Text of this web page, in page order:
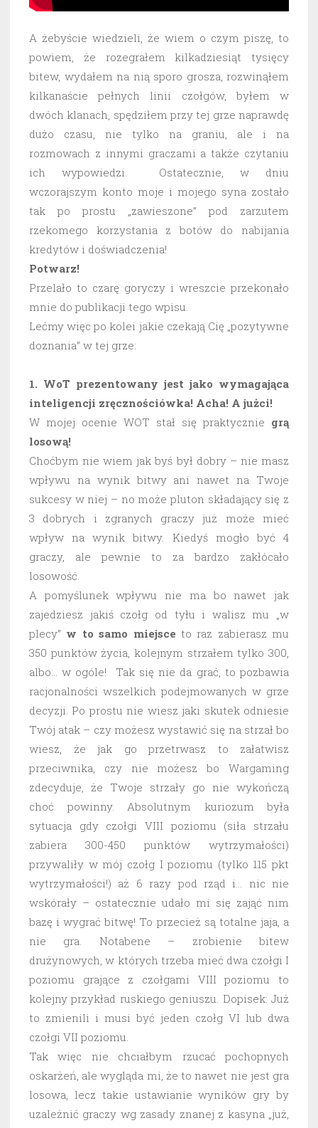
A żebyście wiedzieli, że wiem o czym piszę, to
powiem, że rozegrałem kilkadziesiąt tysięcy
bitew, wydałem na nią sporo grosza, rozwinąłem
kilkanaście pełnych linii czołgów, byłem w
dwóch klanach, spędziłem przy tej grze naprawdę
dużo czasu, nie tylko na graniu, ale i na
rozmowach z innymi graczami a także czytaniu
ich wypowiedzi. Ostatecznie, w dniu
wczorajszym konto moje i mojego syna zostało
tak po prostu „zawieszone” pod zarzutem
rzekomego korzystania z botów do nabijania
kredytów i doświadczenia!
Potwarz!
Przelało to czarę goryczy i wreszcie przekonało
mnie do publikacji tego wpisu.
Lećmy więc po kolei jakie czekają Cię „pozytywne
doznania” w tej grze:
1. WoT prezentowany jest jako wymagająca
inteligencji zręcznościówka! Acha! A jużci!
W mojej ocenie WOT stał się praktycznie grą
losową!
Choćbym nie wiem jak byś był dobry – nie masz
wpływu na wynik bitwy ani nawet na Twoje
sukcesy w niej – no może pluton składający się z
3 dobrych i zgranych graczy już może mieć
wpływ na wynik bitwy. Kiedyś mogło być 4
graczy, ale pewnie to za bardzo zakłócało
losowość.
A pomyślunek wpływu nie ma bo nawet jak
zajedziesz jakiś czołg od tyłu i walisz mu „w
plecy” w to samo miejsce to raz zabierasz mu
350 punktów życia, kolejnym strzałem tylko 300,
albo… w ogóle! Tak się nie da grać, to pozbawia
racjonalności wszelkich podejmowanych w grze
decyzji. Po prostu nie wiesz jaki skutek odniesie
Twój atak – czy możesz wystawić się na strzał bo
wiesz, że jak go przetrwasz to załatwisz
przeciwnika, czy nie możesz bo Wargaming
zdecyduje, że Twoje strzały go nie wykończą
choć powinny. Absolutnym kuriozum była
sytuacja gdy czołgi VIII poziomu (siła strzału
zabiera 300-450 punktów wytrzymałości)
przywaliły w mój czołg I poziomu (tylko 115 pkt
wytrzymałości!) aż 6 razy pod rząd i… nic nie
wskórały – ostatecznie udało mi się zająć nim
bazę i wygrać bitwę! To przecież są totalne jaja, a
nie gra. Notabene – zrobienie bitew
drużynowych, w których trzeba mieć dwa czołgi I
poziomu grające z czołgami VIII poziomu to
kolejny przykład ruskiego geniuszu. Dopisek: Już
to zmienili i musi być jeden czołg VI lub dwa
czołgi VII poziomu.
Tak więc nie chciałbym rzucać pochopnych
oskarżeń, ale wygląda mi, że to nawet nie jest gra
losowa, lecz takie ustawianie wyników gry by
uzależnić graczy wg zasady znanej z kasyna „już,